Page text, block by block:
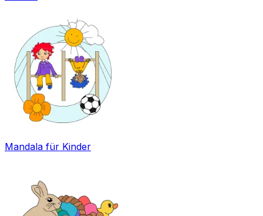
Mandala für Kinder